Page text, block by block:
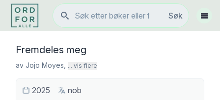
Søk
Søk
Vis
Fremdeles meg
av Jojo Moyes ... vis flere
2025
nob